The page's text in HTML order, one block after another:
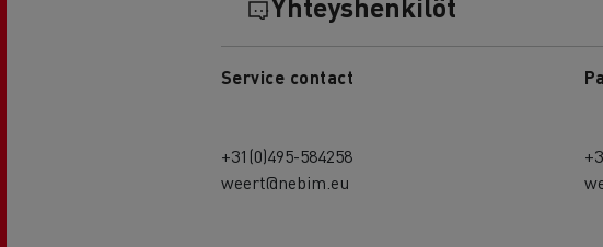
Service contact
+31(0)495-584258
weert@nebim.eu